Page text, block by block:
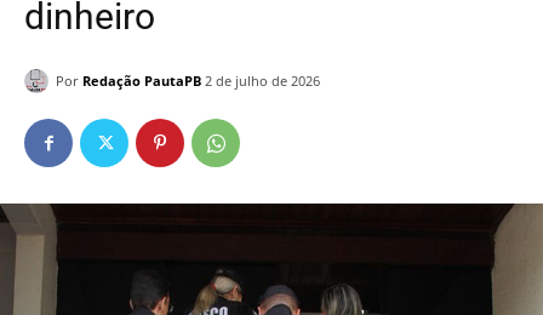
dinheiro
Por Redação PautaPB 2 de julho de 2026